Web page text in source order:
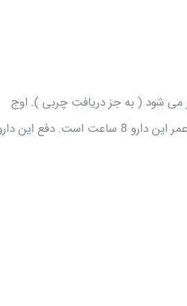
می شود ( به جز دریافت چربی ). اوج
غلظت سرمی دی اتیل کاربامازین 2-1 ساعت بعد از مصرف خوراکی حاصل می شود. نیمه عمر این دارو 8 ساعت است. دفع این